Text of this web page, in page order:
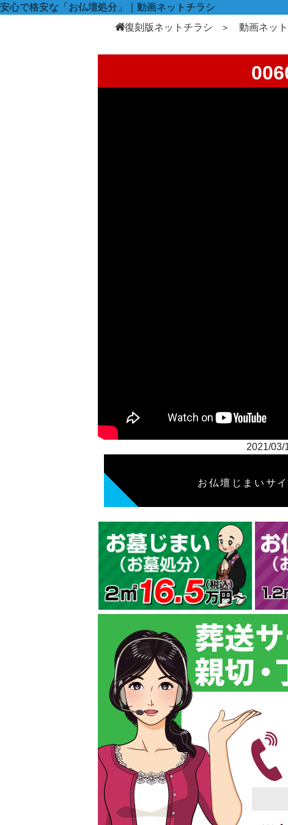
安心で格安な「お仏壇処分」｜動画ネットチラシ
復刻版ネットチラシ
動画ネッ
2021/03/
お仏壇じまいサ